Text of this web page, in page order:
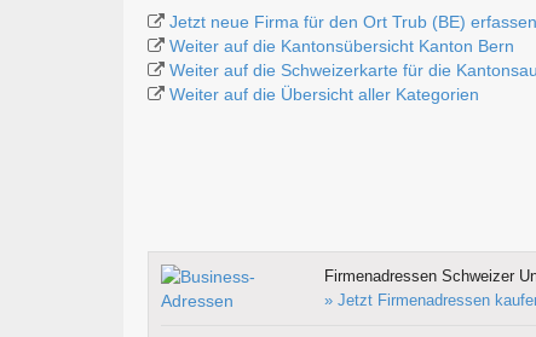
Jetzt neue Firma für den Ort Trub (BE) erfassen
Weiter auf die Kantonsübersicht Kanton Bern
Weiter auf die Schweizerkarte für die
Weiter auf die Übersicht aller Kategorien
Firmenadressen Schweizer
» Jetzt Firmenadressen